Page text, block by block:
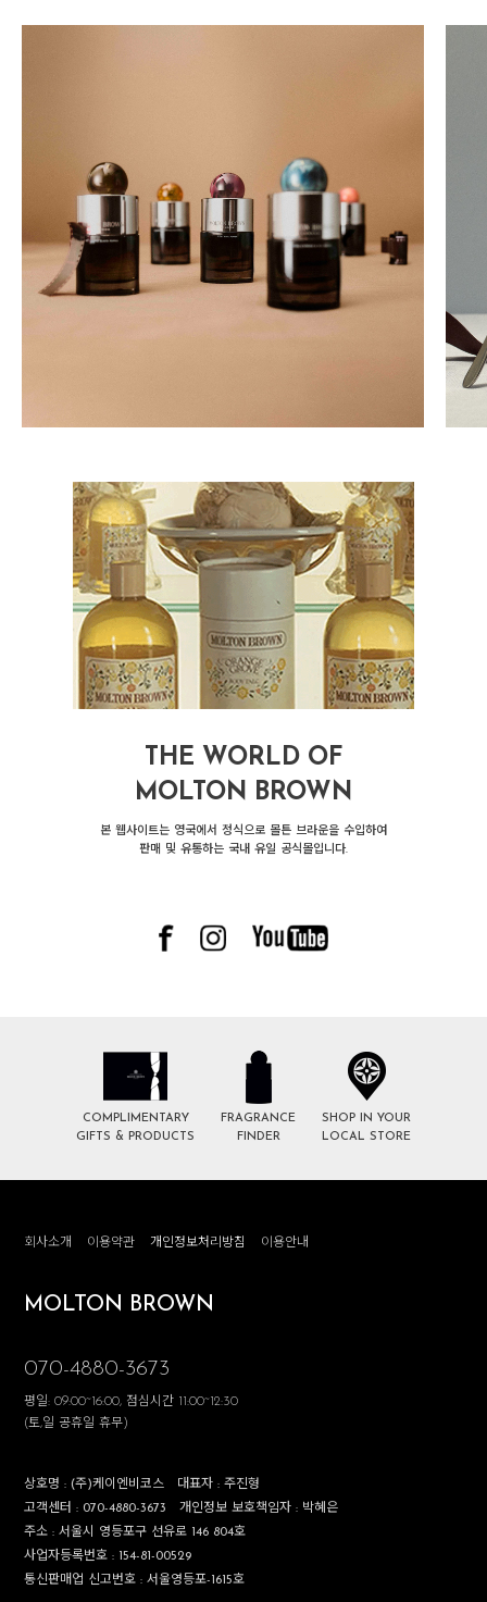
THE WORLD OF
MOLTON BROWN
본 웹사이트는 영국에서 정식으로 몰튼 브라운을 수입하여
판매 및 유통하는 국내 유일 공식몰입니다.
COMPLIMENTARY
GIFTS & PRODUCTS
FRAGRANCE
FINDER
SHOP IN YOUR
LOCAL STORE
회사소개 이용약관 개인정보처리방침 이용안내
MOLTON BROWN
070-4880-3673
평일: 09:00~16:00, 점심시간 11:00~12:30
(토,일 공휴일 휴무)
상호명 :(주)케이엔비코스 대표자 :주진형
고객센터 : 070-4880-3673 개인정보 보호책임자 : 박혜은
주소 :서울시 영등포구 선유로 146 804호
사업자등록번호 : 154-81-00529
통신판매업 신고번호 :서울영등포-1615호